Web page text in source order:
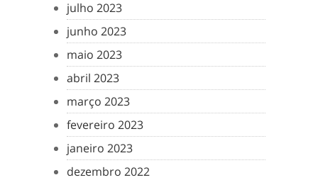
julho 2023
junho 2023
maio 2023
abril 2023
março 2023
fevereiro 2023
janeiro 2023
dezembro 2022